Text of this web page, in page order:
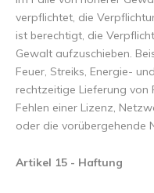
verpflichtet, die
ist berechtigt, die
Gewalt aufzuschieben.
Feuer, Streiks, Energie-
rechtzeitige Lieferung von
Fehlen einer Lizenz,
oder die vorübergehende
Artikel 15 - Haftung